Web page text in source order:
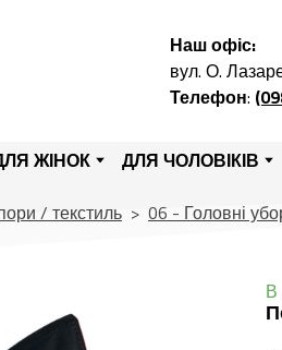
Наш офіс:
вул. О.
Телефон:
ЖІНОК ДЛЯ ЧОЛОВІКІВ
/ текстиль
06 - Головні
В